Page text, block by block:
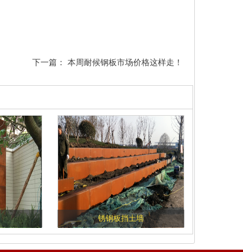
下一篇： 本周耐候钢板市场价格这样走！
锈钢板挡土墙